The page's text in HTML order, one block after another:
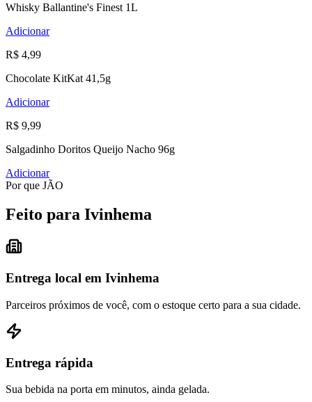
Whisky Ballantine's Finest 1L
Adicionar
R$ 4,99
Chocolate KitKat 41,5g
Adicionar
R$ 9,99
Salgadinho Doritos Queijo Nacho 96g
Adicionar
Por que JÃO
Feito para Ivinhema
Entrega local em Ivinhema
Parceiros próximos de você, com o estoque certo para a sua cidade.
Entrega rápida
Sua bebida na porta em minutos, ainda gelada.